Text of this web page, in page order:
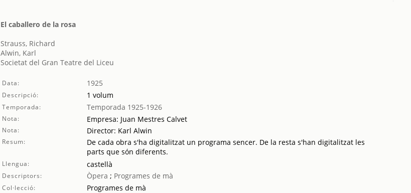
El caballero de la rosa
Strauss, Richard
Alwin, Karl
Societat del Gran Teatre del Liceu
Data: 1925
Descripció: 1 volum
Temporada: Temporada 1925-1926
Nota: Empresa: Juan Mestres Calvet
Nota: Director: Karl Alwin
Resum:
De cada obra s'ha digitalitzat un programa sencer. De la resta s'han digitalitzat les
parts que són diferents.
Llengua: castellà
Descriptors: Òpera ; Programes de mà
Col·lecció: Programes de mà